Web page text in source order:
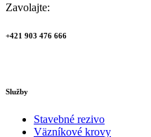
Zavolajte:
+421 903 476 666
Služby
Stavebné rezivo
Väzníkové krovy